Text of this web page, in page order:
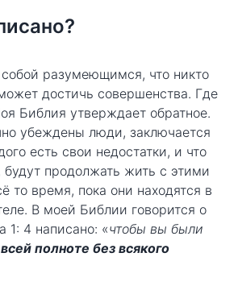
разумеющимся, что никто
достичь совершенства. Где
Библия утверждает обратное.
убеждены люди, заключается
есть свои недостатки, и что
будут продолжать жить с этими
то время, пока они находятся в
В моей Библии говорится о
1: 4 написано: «чтобы вы были
полноте без всякого